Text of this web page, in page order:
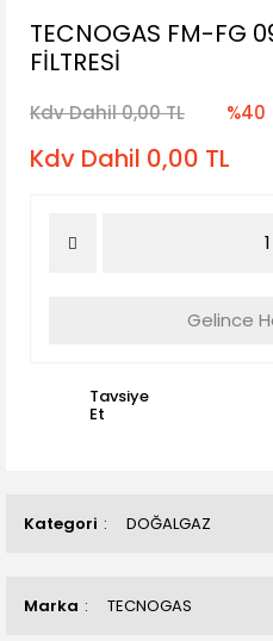
Kategori DOĞALGAZ
Marka TECNOGAS
TECNOGAS FM-FG
FİLTRESİ
Kdv Dahil 0,00 TL %40
Kdv Dahil 0,00 TL
Gelince
Tavsiye
Et